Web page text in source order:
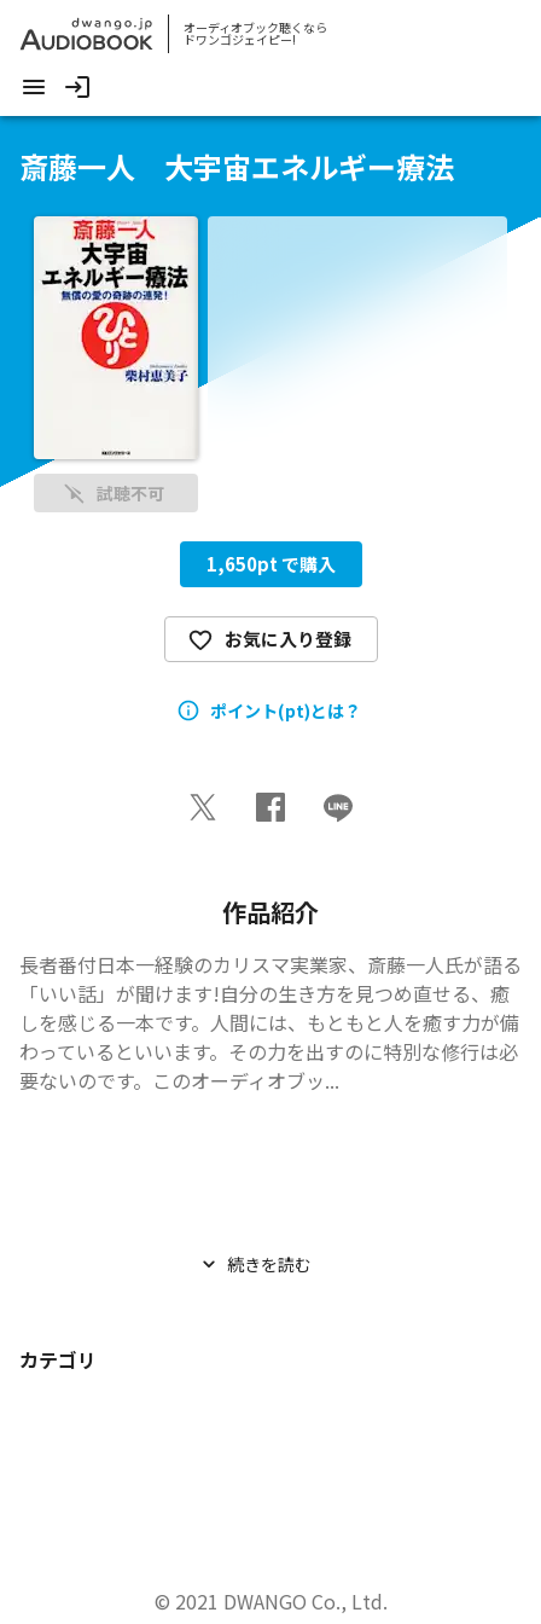
オーディオブック聴くなら
ドワンゴジェイピー!
斎藤一人 大宇宙エネルギー療法
試聴不可
1,650pt で購入
お気に入り登録
ポイント(pt)とは？
作品紹介
長者番付日本一経験のカリスマ実業家、斎藤一人氏が語る
「いい話」が聞けます!自分の生き方を見つめ直せる、癒
しを感じる一本です。人間には、もともと人を癒す力が備
わっているといいます。その力を出すのに特別な修行は必
要ないのです。このオーディオブッ...
続きを読む
カテゴリ
© 2021 DWANGO Co., Ltd.